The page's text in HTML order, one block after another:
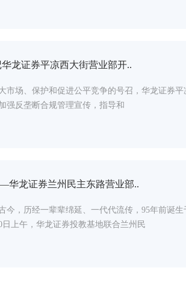
龙证券平凉西大街营业部开..
市场、保护和促进公平竞争的号召，华龙证券
强反垄断合规管理宣传，指导和
龙证券兰州民主东路营业部..
今，历经一辈辈绵延、一代代流传，95年前诞
上午，华龙证券投教基地联合兰州民